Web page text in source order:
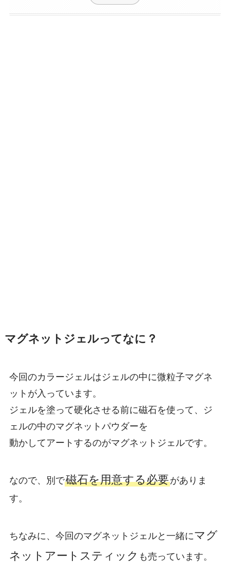
マグネットジェルってなに？
今回のカラージェルはジェルの中に微粒子マグネ
ットが入っています。
ジェルを塗って硬化させる前に磁石を使って、ジ
ェルの中のマグネットパウダーを
動かしてアートするのがマグネットジェルです。
なので、別で磁石を用意する必要がありま
す。
ちなみに、今回のマグネットジェルと一緒にマグ
ネットアートスティック も売っています。